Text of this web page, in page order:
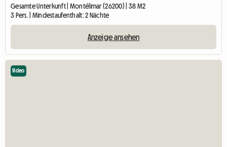
Gesamte Unterkunft | Montélimar (26200) | 38 M2
3 Pers. | Mindestaufenthalt: 2 Nächte
Anzeige ansehen
Video